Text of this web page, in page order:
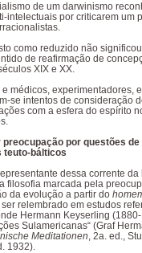
de um darwinismo
intelectuais por criticarem um
como reduzido não significou
de reafirmação de
XIX e XX.
médicos, experimentadores,
se intentos de consideração
com a esfera do espírito
por questões
teuto-bálticos
dessa corrente da
filosofia marcada pela
da evolução a partir do
relembrado em estudos
Hermann Keyserling
Sulamericanas“ (Graf
Meditationen, 2a. ed.,
1932).